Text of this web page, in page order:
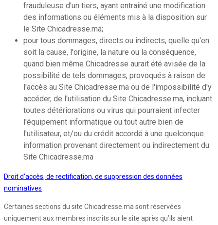
frauduleuse d'un tiers, ayant entraîné une modification
des informations ou éléments mis à la disposition sur
le Site Chicadresse.ma;
pour tous dommages, directs ou indirects, quelle qu'en
soit la cause, l'origine, la nature ou la conséquence,
quand bien même Chicadresse aurait été avisée de la
possibilité de tels dommages, provoqués à raison de
l'accès au Site Chicadresse.ma ou de l'impossibilité d'y
accéder, de l'utilisation du Site Chicadresse.ma, incluant
toutes détériorations ou virus qui pourraient infecter
l'équipement informatique ou tout autre bien de
l'utilisateur, et/ou du crédit accordé à une quelconque
information provenant directement ou indirectement du
Site Chicadresse.ma
Droit d'accès, de rectification, de suppression des données
nominatives
Certaines sections du site Chicadresse.ma sont réservées
uniquement aux membres inscrits sur le site après qu’ils aient